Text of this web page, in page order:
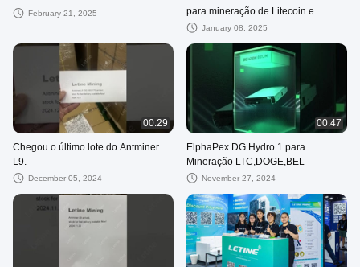
February 21, 2025
para mineração de Litecoin e
Dogecoin
January 08, 2025
00:29
Chegou o último lote do Antminer
L9.
December 05, 2024
00:47
ElphaPex DG Hydro 1 para
Mineração LTC,DOGE,BEL
November 27, 2024